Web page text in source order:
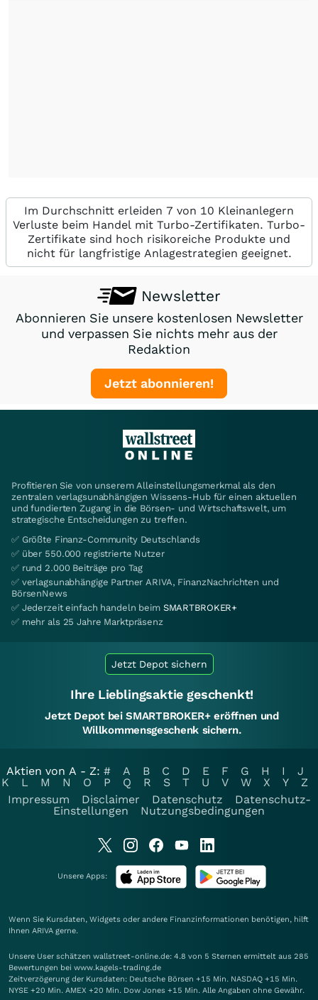
Im Durchschnitt erleiden 7 von 10 Kleinanlegern
Verluste beim Handel mit Turbo-Zertifikaten. Turbo-
Zertifikate sind hoch risikoreiche Produkte und
nicht für langfristige Anlagestrategien geeignet.
Newsletter
Abonnieren Sie unsere kostenlosen Newsletter
und verpassen Sie nichts mehr aus der
Redaktion
Jetzt abonnieren!
Profitieren Sie von unserem Alleinstellungsmerkmal als den
zentralen verlagsunabhängigen Wissens-Hub für einen aktuellen
und fundierten Zugang in die Börsen- und Wirtschaftswelt, um
strategische Entscheidungen zu treffen.
✅ Größte Finanz-Community Deutschlands
✅ über 550.000 registrierte Nutzer
✅ rund 2.000 Beiträge pro Tag
✅ verlagsunabhängige Partner ARIVA, FinanzNachrichten und
BörsenNews
✅ Jederzeit einfach handeln beim SMARTBROKER+
✅ mehr als 25 Jahre Marktpräsenz
Jetzt Depot sichern
Ihre Lieblingsaktie geschenkt!
Jetzt Depot bei SMARTBROKER+ eröffnen und
Willkommensgeschenk sichern.
Aktien von A - Z: # A B C D E F G H I
J
K
L M N O P Q R S T U V W X Y
Z
Impressum
Disclaimer Datenschutz
Datenschutz-
Einstellungen
Nutzungsbedingungen
Unsere Apps:
Wenn Sie Kursdaten, Widgets oder andere Finanzinformationen benötigen, hilft
Ihnen ARIVA gerne.
Unsere User schätzen wallstreet-online.de: 4.8 von 5 Sternen ermittelt aus 285
Bewertungen bei www.kagels-trading.de
Zeitverzögerung der Kursdaten: Deutsche Börsen +15 Min. NASDAQ +15 Min.
NYSE +20 Min. AMEX +20 Min. Dow Jones +15 Min. Alle Angaben ohne Gewähr.